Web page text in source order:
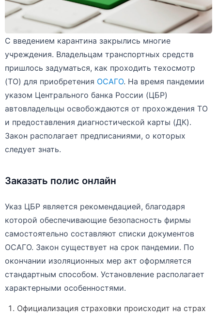
С введением карантина закрылись многие
учреждения. Владельцам транспортных средств
пришлось задуматься, как проходить техосмотр
(ТО) для приобретения ОСАГО. На время пандемии
указом Центрального банка России (ЦБР)
автовладельцы освобождаются от прохождения ТО
и предоставления диагностической карты (ДК).
Закон располагает предписаниями, о которых
следует знать.
Заказать полис онлайн
Указ ЦБР является рекомендацией, благодаря
которой обеспечивающие безопасность фирмы
самостоятельно составляют списки документов
ОСАГО. Закон существует на срок пандемии. По
окончании изоляционных мер акт оформляется
стандартным способом. Установление располагает
характерными особенностями.
Официализация страховки происходит на страх